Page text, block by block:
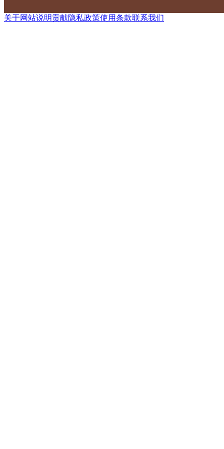
关于网站说明贡献隐私政策使用条款联系我们